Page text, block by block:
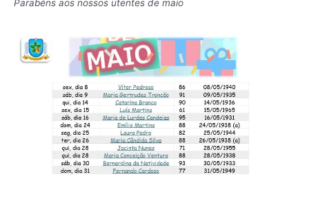
Parabéns aos nossos utentes de maio